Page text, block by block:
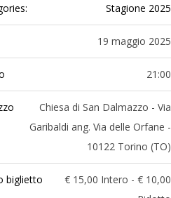
Stagione 2025
19 maggio 2025
21:00
Chiesa di San Dalmazzo - Via
Garibaldi ang. Via delle Orfane -
10122 Torino (TO)
biglietto
€ 15,00 Intero - € 10,00